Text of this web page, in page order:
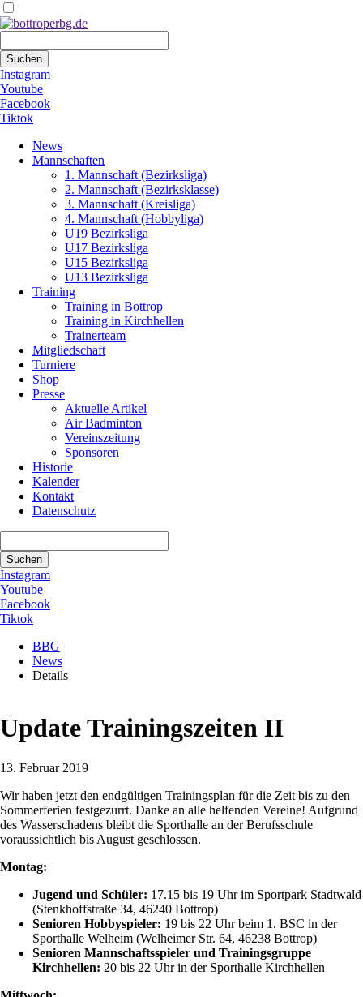
Suchen
Instagram
Youtube
Facebook
Tiktok
überspringen
News
Mannschaften
1. Mannschaft (Bezirksliga)
2. Mannschaft (Bezirksklasse)
3. Mannschaft (Kreisliga)
4. Mannschaft (Hobbyliga)
U19 Bezirksliga
U17 Bezirksliga
U15 Bezirksliga
U13 Bezirksliga
Training
Training in Bottrop
Training in Kirchhellen
Trainerteam
Mitgliedschaft
Turniere
Shop
Presse
Aktuelle Artikel
Air Badminton
Vereinszeitung
Sponsoren
Historie
Kalender
Kontakt
Datenschutz
Suchen
Instagram
Youtube
Facebook
Tiktok
BBG
News
Details
Update Trainingszeiten II
13. Februar 2019
Wir haben jetzt den endgültigen Trainingsplan für die Zeit bis zu den
Sommerferien festgezurrt. Danke an alle helfenden Vereine! Aufgrund
des Wasserschadens bleibt die Sporthalle an der Berufsschule
voraussichtlich bis August geschlossen.
Montag:
Jugend und Schüler: 17.15 bis 19 Uhr im Sportpark Stadtwald
(Stenkhoffstraße 34, 46240 Bottrop)
Senioren Hobbyspieler: 19 bis 22 Uhr beim 1. BSC in der
Sporthalle Welheim (Welheimer Str. 64, 46238 Bottrop)
Senioren Mannschaftsspieler und Trainingsgruppe
Kirchhellen: 20 bis 22 Uhr in der Sporthalle Kirchhellen